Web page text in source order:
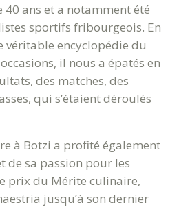
ans et a notamment été
sportifs fribourgeois. En
véritable encyclopédie du
il nous a épatés en
des matches, des
qui s’étaient déroulés
à Botzi a profité également
de sa passion pour les
prix du Mérite culinaire,
jusqu’à son dernier